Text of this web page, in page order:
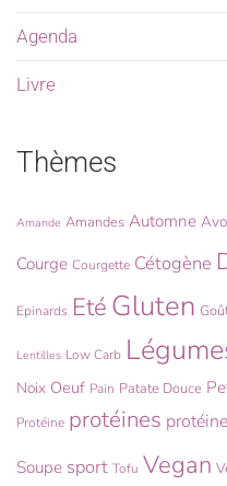
Agenda
Livre
Thèmes
Amande Amandes Automne
Courge Courgette Cétogène
Epinards Eté Gluten
Lentilles Low Carb
Noix Oeuf Pain Patate Douce
Protéine protéines
Soupe sport Tofu Vegan